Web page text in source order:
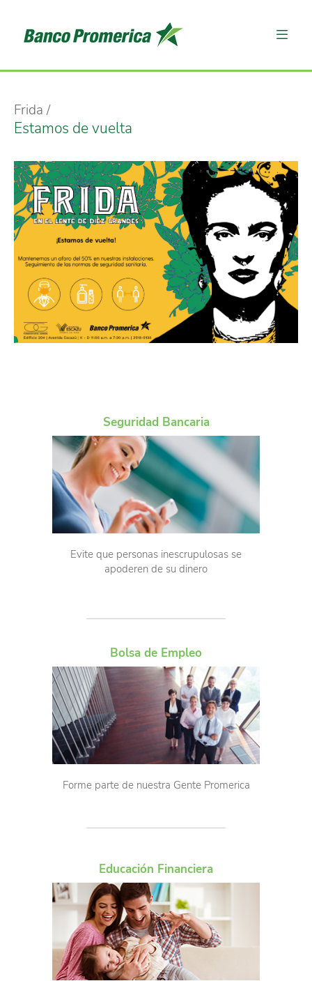
Frida
Estamos de vuelta
Seguridad Bancaria
Evite que personas inescrupulosas se
apoderen de su dinero
Bolsa de Empleo
Forme parte de nuestra Gente Promerica
Educación Financiera